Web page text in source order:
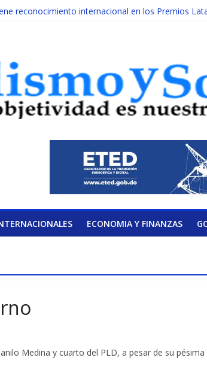
reconocimiento internacional en los Premios
calendario de Consulta Nacional por la Educación
ECONOMIA Y FINANZAS
Medina y cuarto del PLD, a pesar de su